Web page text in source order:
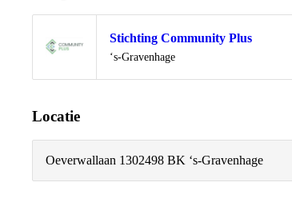
Stichting Community Plus
Locatie
‘s-Gravenhage
Locatie
Oeverwallaan 1302498 BK ‘s-Gravenhage